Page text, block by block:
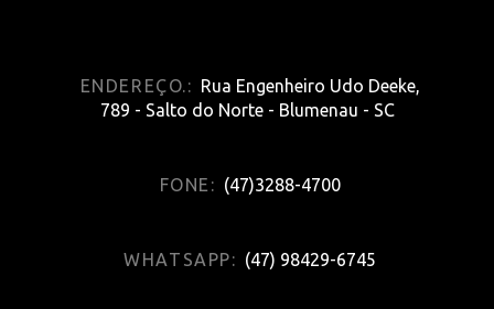
ENDEREÇO.: Rua Engenheiro Udo Deeke,
789 - Salto do Norte - Blumenau - SC
FONE: (47)3288-4700
WHATSAPP: (47) 98429-6745